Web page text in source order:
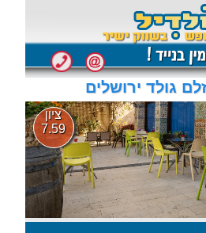
גולד ירושלים
ציון
7.59